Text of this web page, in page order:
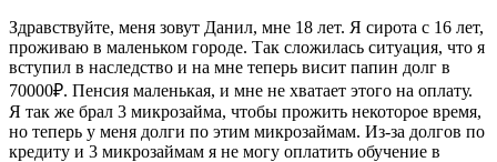
Здравствуйте, меня зовут Данил, мне 18 лет. Я сирота с 16 лет,
проживаю в маленьком городе. Так сложилась ситуация, что я
вступил в наследство и на мне теперь висит папин долг в
70000₽. Пенсия маленькая, и мне не хватает этого на оплату.
Я так же брал 3 микрозайма, чтобы прожить некоторое время,
но теперь у меня долги по этим микрозаймам. Из-за долгов по
кредиту и 3 микрозаймам я не могу оплатить обучение в